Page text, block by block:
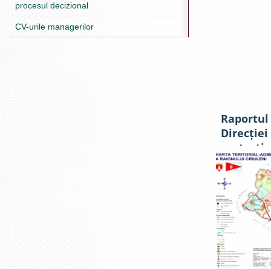
procesul decizional
CV-urile managerilor
Direcției
raional